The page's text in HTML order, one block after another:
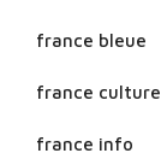
france bleue
france culture
france info